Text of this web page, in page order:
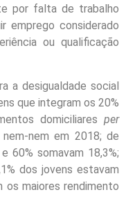
por falta de trabalho
emprego considerado
ou qualificação
a desigualdade social
que integram os 20%
domiciliares per
nem em 2018; de
60% somavam 18,3%;
dos jovens estavam
os maiores rendimento